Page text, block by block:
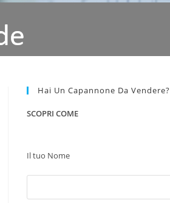
Hai Un Capannone Da Vendere?
SCOPRI COME
Il tuo Nome